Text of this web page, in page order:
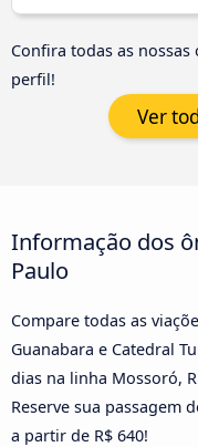
Confira todas as
perfil!
Ver
Informação dos
Paulo
Compare todas as
Guanabara e Catedral
dias na linha Mossoró,
Reserve sua passagem
a partir de R$ 640!